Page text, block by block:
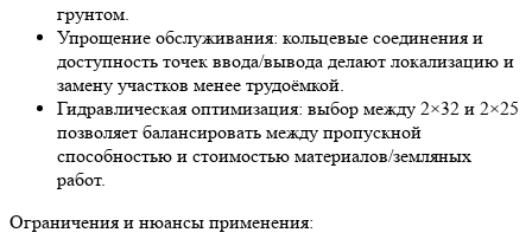
грунтом.
Упрощение обслуживания: кольцевые соединения и
доступность точек ввода/вывода делают локализацию и
замену участков менее трудоёмкой.
Гидравлическая оптимизация: выбор между 2×32 и 2×25
позволяет балансировать между пропускной
способностью и стоимостью материалов/земляных
работ.
Ограничения и нюансы применения: